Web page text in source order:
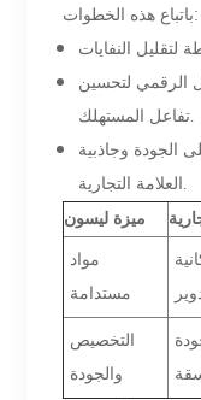
باتباع هذه الخطوات:
الرقمي لتحسين
تفاعل المستهلك.
الجودة وجاذبية
العلامة التجارية.
ميزة ليسون
مواد
مستدامة
التخصيص
والجودة